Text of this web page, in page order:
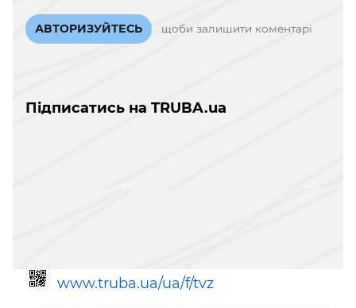
АВТОРИЗУЙТЕСЬ щоби залишити коментарі
Підписатись на TRUBA.ua
www.truba.ua/ua/f/tvz